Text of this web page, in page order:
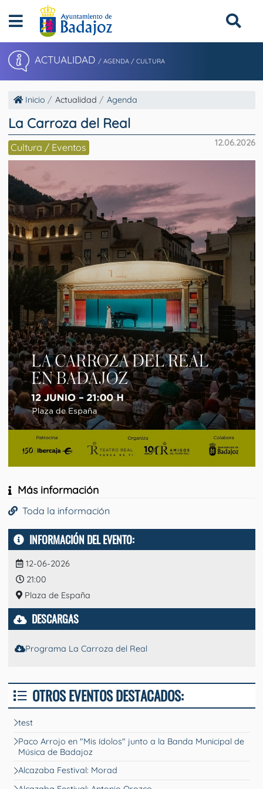
ACTUALIDAD / AGENDA / CULTURA
Inicio Actualidad Agenda
La Carroza del Real
12.06.2026
Cultura / Eventos
Más información
Toda la información
INFORMACIÓN DEL EVENTO:
12-06-2026
21:00
Plaza de España
DESCARGAS
Programa La Carroza del Real
OTROS EVENTOS DESTACADOS:
test
Paco Arrojo en "Mis ídolos" junto a la Banda Municipal de
Música de Badajoz
Alcazaba Festival: Morad